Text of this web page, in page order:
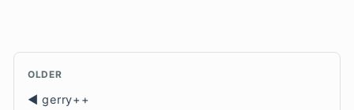
OLDER
gerry++